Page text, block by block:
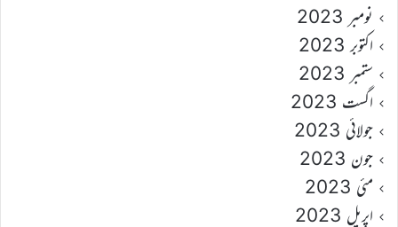
نومبر 2023
اکتوبر 2023
ستمبر 2023
اگست 2023
جولائی 2023
جون 2023
مئی 2023
اپریل 2023